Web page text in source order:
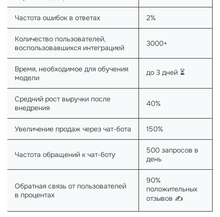
Частота ошибок в ответах 2%
Количество пользователей,
воспользовавшихся интеграцией
3000+
Время, необходимое для обучения
модели
до 3 дней ⏳
Средний рост выручки после
внедрения
40%
Увеличение продаж через чат-бота 150%
Частота обращений к чат-боту
500 запросов в
день
Обратная связь от пользователей
в процентах
90%
положительных
отзывов ✍️